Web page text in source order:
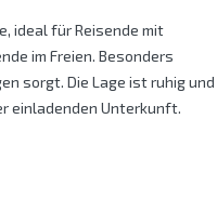
ideal für Reisende mit
im Freien. Besonders
sorgt. Die Lage ist ruhig und
einladenden Unterkunft.